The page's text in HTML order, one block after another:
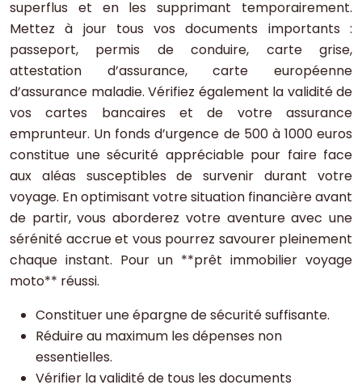
superflus et en les supprimant temporairement.
Mettez à jour tous vos documents importants :
passeport, permis de conduire, carte grise,
attestation d’assurance, carte européenne
d’assurance maladie. Vérifiez également la validité de
vos cartes bancaires et de votre assurance
emprunteur. Un fonds d’urgence de 500 à 1000 euros
constitue une sécurité appréciable pour faire face
aux aléas susceptibles de survenir durant votre
voyage. En optimisant votre situation financière avant
de partir, vous aborderez votre aventure avec une
sérénité accrue et vous pourrez savourer pleinement
chaque instant. Pour un **prêt immobilier voyage
moto** réussi.
Constituer une épargne de sécurité suffisante.
Réduire au maximum les dépenses non
essentielles.
Vérifier la validité de tous les documents